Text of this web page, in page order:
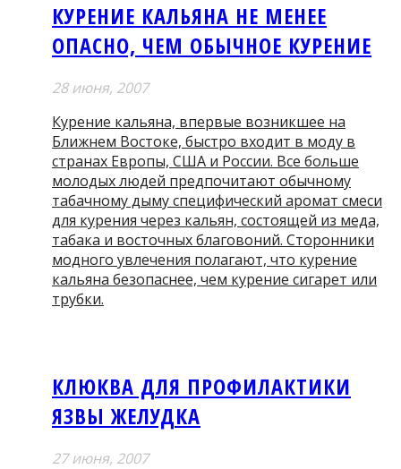
КУРЕНИЕ КАЛЬЯНА НЕ МЕНЕЕ
ОПАСНО, ЧЕМ ОБЫЧНОЕ КУРЕНИЕ
28 июня, 2007
Курение кальяна, впервые возникшее на
Ближнем Востоке, быстро входит в моду в
странах Европы, США и России. Все больше
молодых людей предпочитают обычному
табачному дыму специфический аромат смеси
для курения через кальян, состоящей из меда,
табака и восточных благовоний. Сторонники
модного увлечения полагают, что курение
кальяна безопаснее, чем курение сигарет или
трубки.
КЛЮКВА ДЛЯ ПРОФИЛАКТИКИ
ЯЗВЫ ЖЕЛУДКА
27 июня, 2007